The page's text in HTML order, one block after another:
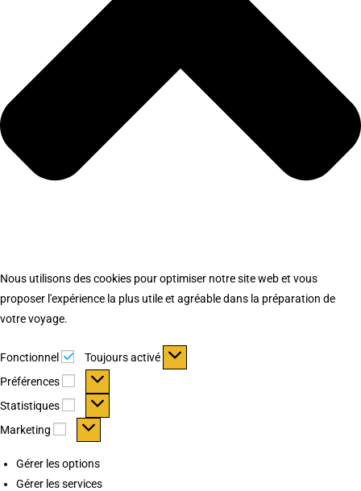
Nous utilisons des cookies pour optimiser notre site web et vous
proposer l'expérience la plus utile et agréable dans la préparation de
votre voyage.
Fonctionnel Fonctionnel
Toujours activé
Préférences
Préférences
Statistiques Statistiques
Marketing Marketing
Gérer les options
Gérer les services